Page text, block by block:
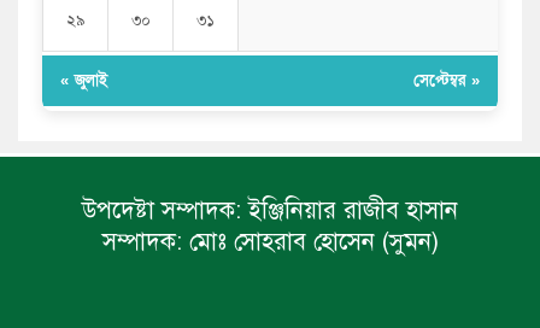
২৯ ৩০ ৩১
« জুলাই সেপ্টেম্বর »
উপদেষ্টা সম্পাদক: ইঞ্জিনিয়ার রাজীব হাসান
সম্পাদক: মোঃ সোহরাব হোসেন (সুমন)